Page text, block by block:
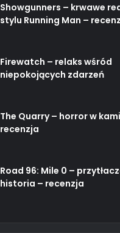
Showgunners – krwawe
stylu Running Man –
Firewatch – relaks wśród
niepokojących zdarzeń
The Quarry – horror w
recenzja
Road 96: Mile 0 –
historia – recenzja